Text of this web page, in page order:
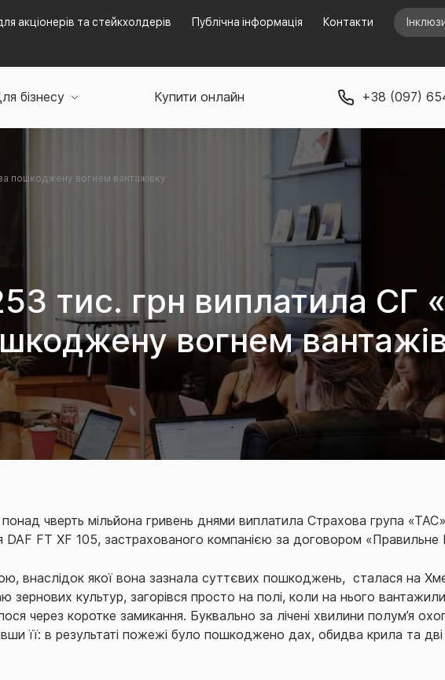
акціонерів та стейкхолдерів Публічна інформація Контакти
бізнесу Купити онлайн +38 (097)
пошкоджену вогнем вантажівку
тис. грн виплатила СГ
вогнем
чверть мільйона гривень днями виплатила Страхова група «ТАС»
DAF FT XF 105, застрахованого компанією за договором
внаслідок якої вона зазнала суттєвих пошкоджень, сталася на
зернових культур, загорівся просто на полі, коли на нього
через коротке замикання. Буквально за лічені хвилини полум’я
її: в результаті пожежі було пошкоджено дах, обидва крила та дві